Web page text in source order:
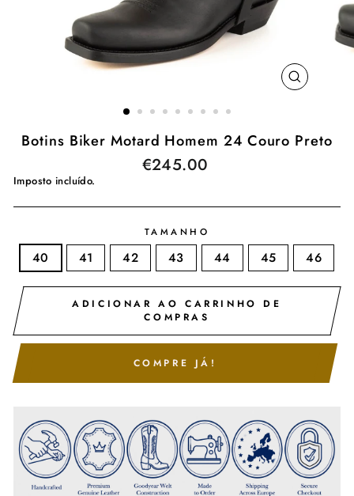
Botins Biker Motard Homem 24 Couro Preto
Preço
€245.00
Imposto incluído.
TAMANHO
40 41 42 43 44 45 46
ADICIONAR AO CARRINHO DE
COMPRAS
COMPRE JÁ!